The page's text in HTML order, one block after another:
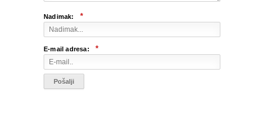
Nadimak: *
E-mail adresa: *